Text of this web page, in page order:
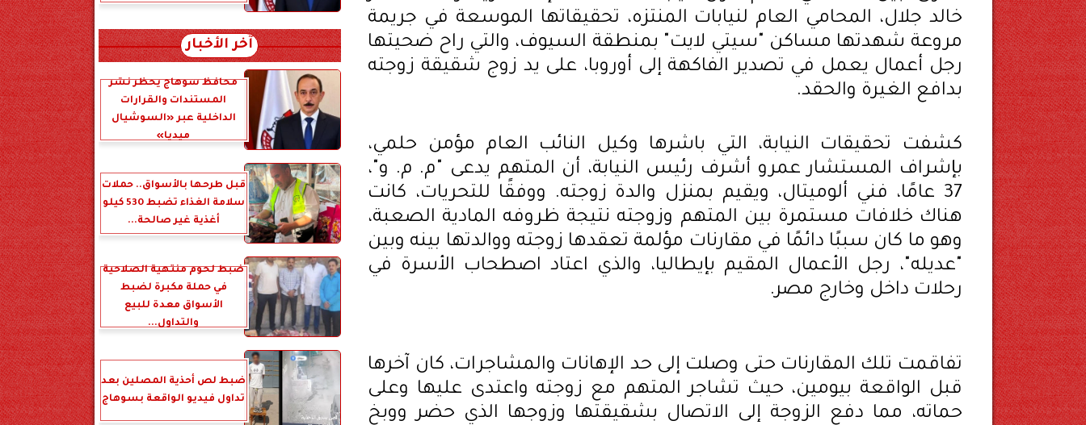
خالد جلال، المحامي العام لنيابات المنتزه، تحقيقاتها الموسعة في جريمة
مروعة شهدتها مساكن "سيتي لايت" بمنطقة السيوف، والتي راح ضحيتها
رجل أعمال يعمل في تصدير الفاكهة إلى أوروبا، على يد زوج شقيقة زوجته
بدافع الغيرة والحقد.
كشفت تحقيقات النيابة، التي باشرها وكيل النائب العام مؤمن حلمي،
بإشراف المستشار عمرو أشرف رئيس النيابة، أن المتهم يدعى "م. م. و"،
37 عامًا، فني ألوميتال، ويقيم بمنزل والدة زوجته. ووفقًا للتحريات، كانت
هناك خلافات مستمرة بين المتهم وزوجته نتيجة ظروفه المادية الصعبة،
وهو ما كان سببًا دائمًا في مقارنات مؤلمة تعقدها زوجته ووالدتها بينه وبين
"عديله"، رجل الأعمال المقيم بإيطاليا، والذي اعتاد اصطحاب الأسرة في
رحلات داخل وخارج مصر.
تفاقمت تلك المقارنات حتى وصلت إلى حد الإهانات والمشاجرات، كان آخرها
قبل الواقعة بيومين، حيث تشاجر المتهم مع زوجته واعتدى عليها وعلى
حماته، مما دفع الزوجة إلى الاتصال بشقيقتها وزوجها الذي حضر ووبخ
آخر الأخبار
محافظ سوهاج يحظر نشر
المستندات والقرارات
الداخلية عبر «السوشيال
ميديا»
قبل طرحها بالأسواق.. حملات
سلامة الغذاء تضبط 530 كيلو
أغذية غير صالحة...
ضبط لحوم منتهية الصلاحية
في حملة مكبرة لضبط
الأسواق معدة للبيع
والتداول...
ضبط لص أحذية المصلين بعد
تداول فيديو الواقعة بسوهاج